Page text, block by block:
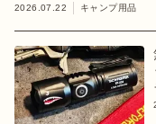
ギア】
2026.07.22 キャンプ用品